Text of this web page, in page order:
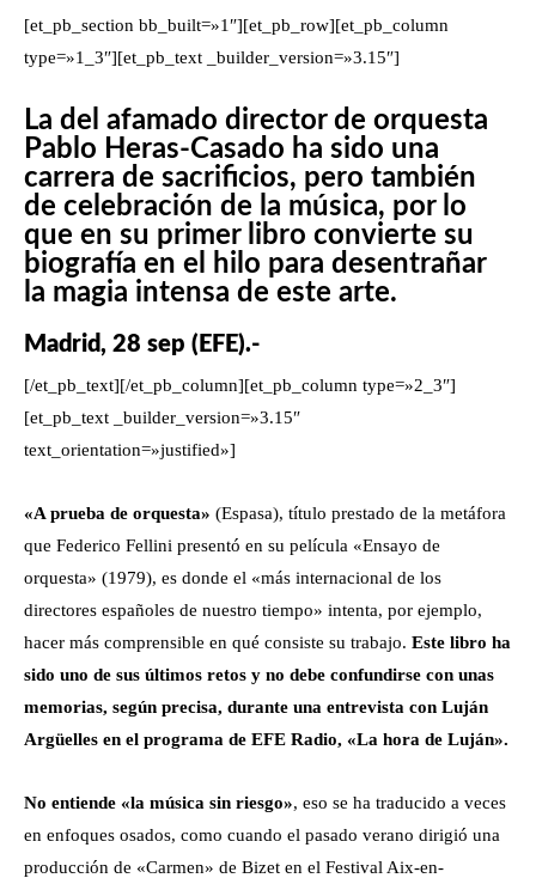
[et_pb_section bb_built=»1″][et_pb_row][et_pb_column
type=»1_3″][et_pb_text _builder_version=»3.15″]
La del afamado director de orquesta
Pablo Heras-Casado ha sido una
carrera de sacrificios, pero también
de celebración de la música, por lo
que en su primer libro convierte su
biografía en el hilo para desentrañar
la magia intensa de este arte.
Madrid, 28 sep (EFE).-
[/et_pb_text][/et_pb_column][et_pb_column type=»2_3″]
[et_pb_text _builder_version=»3.15″
text_orientation=»justified»]
«A prueba de orquesta» (Espasa), título prestado de la metáfora
que Federico Fellini presentó en su película «Ensayo de
orquesta» (1979), es donde el «más internacional de los
directores españoles de nuestro tiempo» intenta, por ejemplo,
hacer más comprensible en qué consiste su trabajo. Este libro ha
sido uno de sus últimos retos y no debe confundirse con unas
memorias, según precisa, durante una entrevista con Luján
Argüelles en el programa de EFE Radio, «La hora de Luján».
No entiende «la música sin riesgo», eso se ha traducido a veces
en enfoques osados, como cuando el pasado verano dirigió una
producción de «Carmen» de Bizet en el Festival Aix-en-